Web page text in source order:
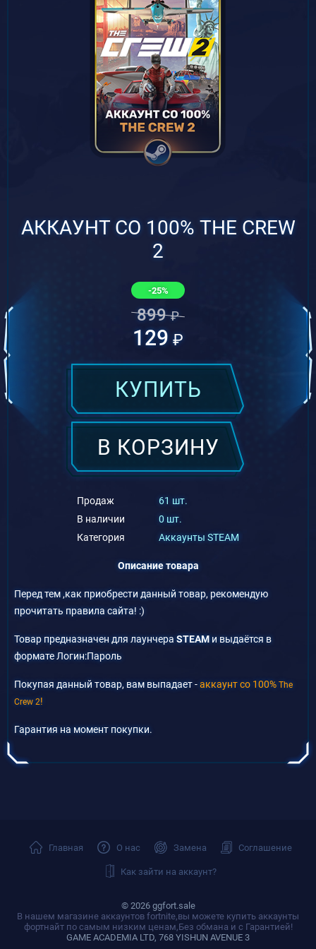
АККАУНТ СО 100% THE CREW
2
Продаж
61 шт.
В наличии
0 шт.
Категория
Аккаунты STEAM
Описание товара
Перед тем ,как приобрести данный товар, рекомендую
прочитать правила сайта! :)
Товар предназначен для лаунчера STEAMи выдаётся в
формате Логин:Пароль
Покупая данный товар, вам выпадает -аккаунт со 100%The
Crew 2!
Гарантия на момент покупки.
-25%
899 ₽
129 ₽
КУПИТЬ
В КОРЗИНУ
© 2026 ggfort.sale
В нашем магазине аккаунтов fortnite,вы можете купить аккаунты
фортнайт по самым низким ценам,Без обмана и с Гарантией!
GAME ACADEMIA LTD, 768 YISHUN AVENUE 3
Главная О нас Замена
Соглашение
Как зайти на аккаунт?